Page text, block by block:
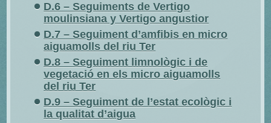
D.6 – Seguiments de Vertigo
moulinsiana y Vertigo angustior
D.7 – Seguiment d’amfibis en micro
aiguamolls del riu Ter
D.8 – Seguiment limnològic i de
vegetació en els micro aiguamolls
del riu Ter
D.9 – Seguiment de l’estat ecològic i
la qualitat d’aigua